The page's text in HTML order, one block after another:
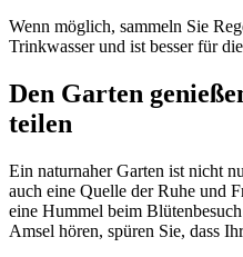
Wenn möglich, sammeln Sie
Trinkwasser und ist besser für
Den Garten
teilen
Ein naturnaher Garten ist nicht
auch eine Quelle der Ruhe und
eine Hummel beim
Amsel hören, spüren Sie, dass